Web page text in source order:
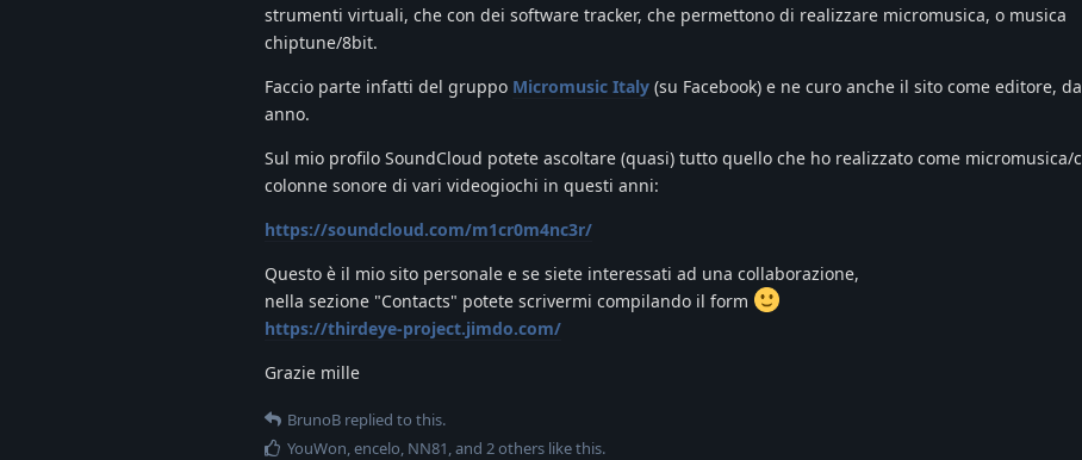
strumenti virtuali, che con dei software tracker, che permettono di realizzare micromusica, o musica
chiptune/8bit.
Faccio parte infatti del gruppo Micromusic Italy (su Facebook) e ne curo anche il sito come editore,
anno.
Sul mio profilo SoundCloud potete ascoltare (quasi) tutto quello che ho realizzato come micromusica/
colonne sonore di vari videogiochi in questi anni:
https://soundcloud.com/m1cr0m4nc3r/
Questo è il mio sito personale e se siete interessati ad una collaborazione,
nella sezione "Contacts" potete scrivermi compilando il form
https://thirdeye-project.jimdo.com/
Grazie mille
BrunoB replied to this.
YouWon,encelo, NN81, and 2others like this.